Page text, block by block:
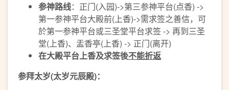
参神路线：正门(入园)->第三参神平台(点香) ->
第一参神平台大殿前(上香)->需求签之善信，可
於第一参神平台或三圣堂平台求签 -> 再到三圣
堂(上香)、盂香亭(上香) -> 正门(离开)
在大殿平台上香及求签後不能折返
参拜太岁(太岁元辰殿)：